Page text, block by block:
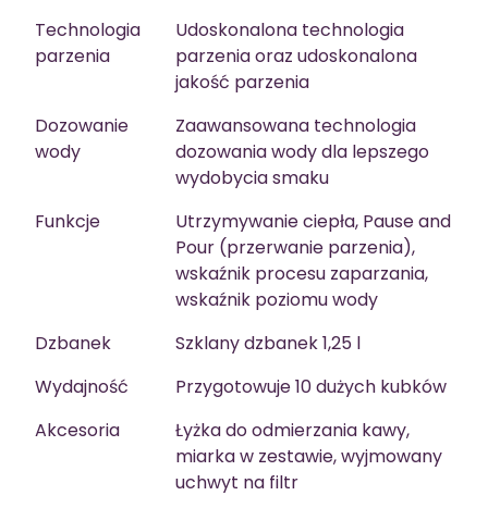
Technologia
parzenia
Udoskonalona technologia
parzenia oraz udoskonalona
jakość parzenia
Dozowanie
wody
Zaawansowana technologia
dozowania wody dla lepszego
wydobycia smaku
Funkcje
Utrzymywanie ciepła, Pause and
Pour (przerwanie parzenia),
wskaźnik procesu zaparzania,
wskaźnik poziomu wody
Dzbanek
Szklany dzbanek 1,25 l
Wydajność
Przygotowuje 10 dużych kubków
Akcesoria
Łyżka do odmierzania kawy,
miarka w zestawie, wyjmowany
uchwyt na filtr